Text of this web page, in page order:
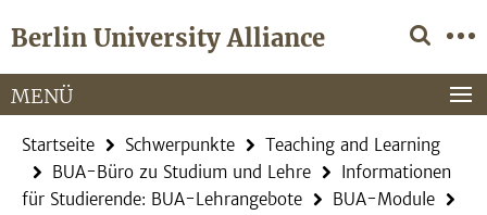
direkt
Inhalt
Berlin University Alliance
Service-
Navigation
MENÜ
Startseite Schwerpunkte
Teaching and Learning
BUA-Büro zu Studium und Lehre
Informationen
für Studierende: BUA-Lehrangebote
BUA-Module